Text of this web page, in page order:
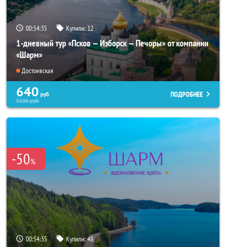
00:54:33 Купили: 12
1-дневный тур «Псков — Изборск — Печоры» от компании
«Шарм»
Достоевская
640 руб.
5100руб.
ПОДРОБНЕЕ
-50%
00:54:33 Купили:48